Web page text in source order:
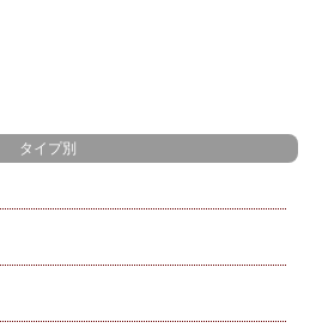
タイプ別